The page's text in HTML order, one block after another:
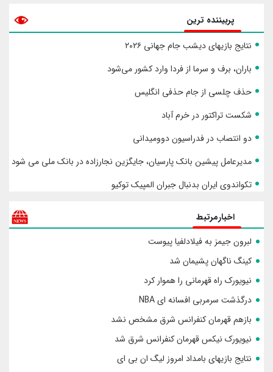
پربیننده ترین
نتایج بازیهای دیشب جام جهانی ۲۰۲۶
باران، برف و سرما از فردا وارد کشور می‌شود
حذف چلسی از جام حذفی انگلیس
شکست تراکتور در خرم آباد
دو انتصاب در فدراسیون دوومیدانی
مدیرعامل پیشین بانک پارسیان، جایگزین نجارزاده در بانک ملی می شود
تکواندوی ایران بدنبال جبران المپیک توکیو
اخبارمرتبط
لبرون جیمز به فیلادلفیا پیوست
کینگ ناگهان پشیمان شد
نیویورک راه قهرمانی را هموار کرد
درگذشت سرمربی افسانه ای NBA
بازهم قهرمان کنفرانس شرق مشخص نشد
نیویورک نیکس قهرمان کنفرانس شرق شد
نتایج بازیهای بامداد امروز لیگ ان بی ای